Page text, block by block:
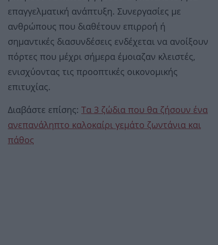
επαγγελματική ανάπτυξη. Συνεργασίες με
ανθρώπους που διαθέτουν επιρροή ή
σημαντικές διασυνδέσεις ενδέχεται να ανοίξουν
πόρτες που μέχρι σήμερα έμοιαζαν κλειστές,
ενισχύοντας τις προοπτικές οικονομικής
επιτυχίας.
Διαβάστε επίσης: Τα 3 ζώδια που θα ζήσουν ένα
ανεπανάληπτο καλοκαίρι γεμάτο ζωντάνια και
πάθος